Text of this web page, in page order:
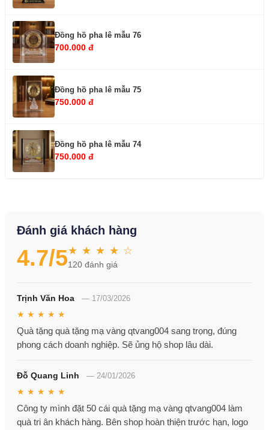
Đồng hồ pha lê mẫu 76
700.000 đ
Đồng hồ pha lê mẫu 75
750.000 đ
Đồng hồ pha lê mẫu 74
750.000 đ
Đánh giá khách hàng
4.7/5★ ★ ★ ★ ☆
120 đánh giá
Trịnh Văn Hoa — 17/03/2026
★ ★ ★ ★ ★
Quà tặng quà tặng mạ vàng qtvang004 sang trọng, đúng
phong cách doanh nghiệp. Sẽ ủng hộ shop lâu dài.
Đỗ Quang Linh — 24/01/2026
★ ★ ★ ★ ★
Công ty mình đặt 50 cái quà tặng mạ vàng qtvang004 làm
quà tri ân khách hàng. Bên shop hoàn thiện trước hạn, logo